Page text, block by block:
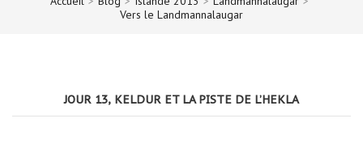
Vers le Landmannalaugar
JOUR 13, KELDUR ET LA PISTE DE L’HEKLA